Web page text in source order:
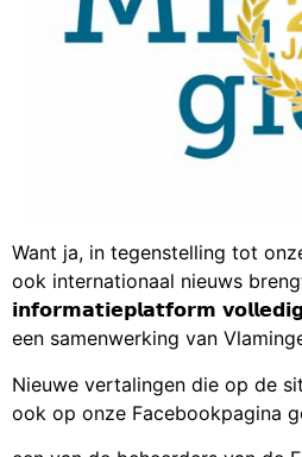
Want ja, in tegenstelling tot
ook internationaal nieuws
𝗶𝗻𝗳𝗼𝗿𝗺𝗮𝘁𝗶𝗲𝗽𝗹𝗮𝘁𝗳𝗼𝗿𝗺
een samenwerking van
Nieuwe vertalingen die op de
ook op onze Facebookpagina